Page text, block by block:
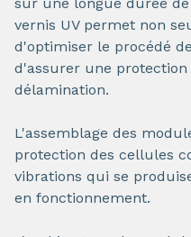
vernis UV permet non
d'optimiser le procédé
d'assurer une
délamination.
L'assemblage des
protection des cellules
vibrations qui se
en fonctionnement.